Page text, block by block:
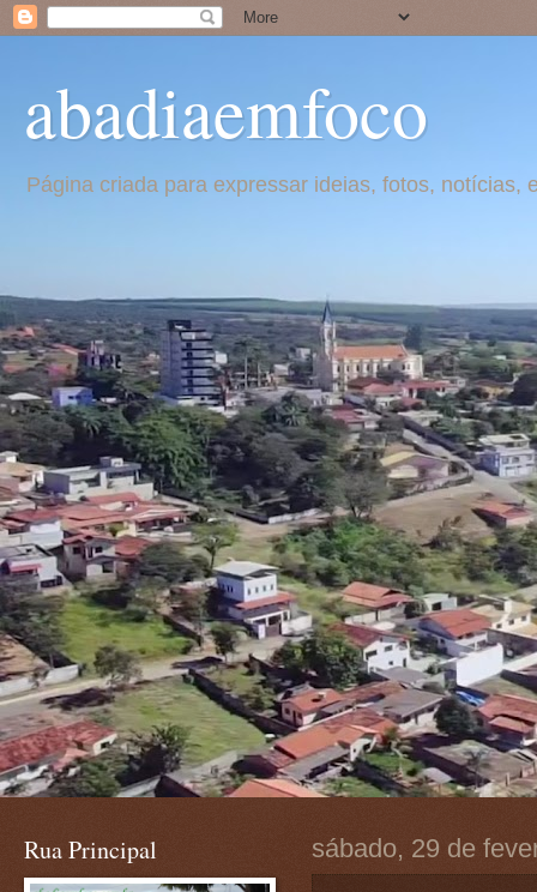
abadiaemfoco
Página criada para expressar ideias, fotos,
sábado, 29 de
Rua Principal